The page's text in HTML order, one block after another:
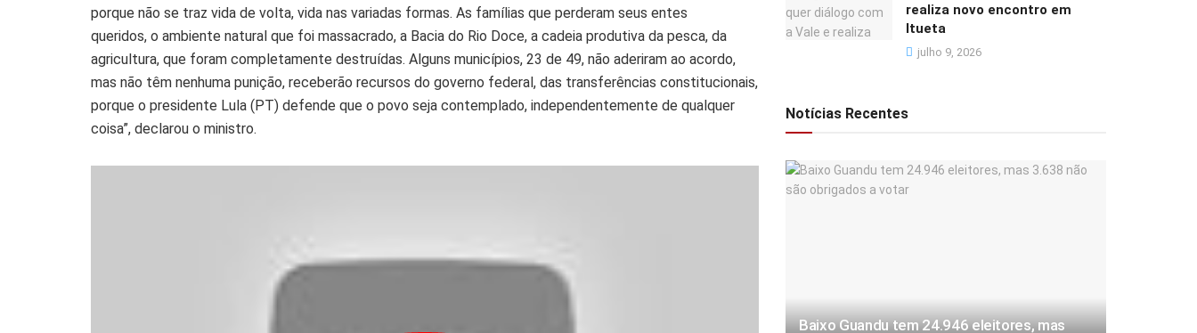
porque não se traz vida de volta, vida nas variadas formas. As famílias que perderam seus entes
queridos, o ambiente natural que foi massacrado, a Bacia do Rio Doce, a cadeia produtiva da pesca, da
agricultura, que foram completamente destruídas. Alguns municípios, 23 de 49, não aderiram ao acordo,
mas não têm nenhuma punição, receberão recursos do governo federal, das transferências constitucionais,
porque o presidente Lula (PT) defende que o povo seja contemplado, independentemente de qualquer
coisa”, declarou o ministro.
realiza novo encontro em
Itueta
julho 9, 2026
Notícias Recentes
Baixo Guandu tem 24.946 eleitores, mas